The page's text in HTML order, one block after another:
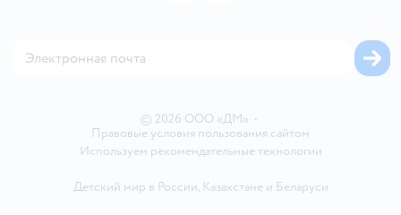
© 2026 ООО «ДМ» •
Правовые условия пользования сайтом
Используем рекомендательные технологии
Детский мир в России, Казахстанеи Беларуси